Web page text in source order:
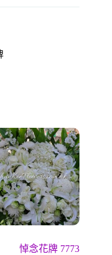
悼念花牌 7773